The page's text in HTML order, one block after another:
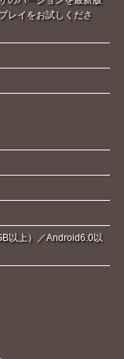
レイをお試しくださ
以上）／Android6.0以